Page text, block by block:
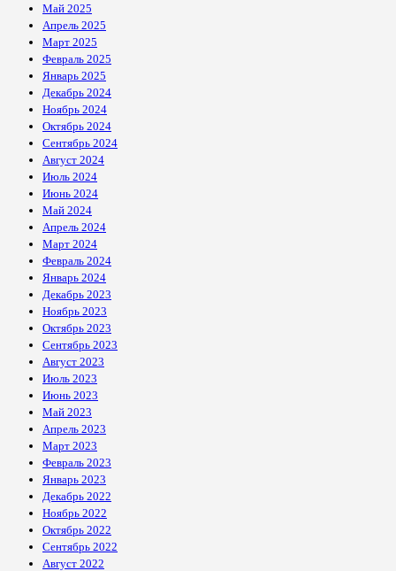
Май 2025
Апрель 2025
Март 2025
Февраль 2025
Январь 2025
Декабрь 2024
Ноябрь 2024
Октябрь 2024
Сентябрь 2024
Август 2024
Июль 2024
Июнь 2024
Май 2024
Апрель 2024
Март 2024
Февраль 2024
Январь 2024
Декабрь 2023
Ноябрь 2023
Октябрь 2023
Сентябрь 2023
Август 2023
Июль 2023
Июнь 2023
Май 2023
Апрель 2023
Март 2023
Февраль 2023
Январь 2023
Декабрь 2022
Ноябрь 2022
Октябрь 2022
Сентябрь 2022
Август 2022